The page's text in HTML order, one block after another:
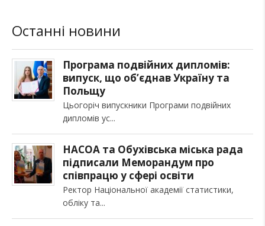
Останні новини
Програма подвійних дипломів:
випуск, що об’єднав Україну та
Польщу
Цьогоріч випускники Програми подвійних
дипломів ус
НАСОА та Обухівська міська рада
підписали Меморандум про
співпрацю у сфері освіти
Ректор Національної академії статистики,
обліку та